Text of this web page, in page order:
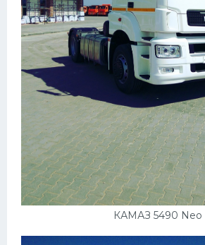
КАМАЗ 5490 Neo